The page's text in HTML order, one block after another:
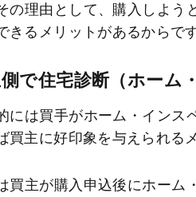
の理由として、購入しよう
きるメリットがあるからです
で住宅診断（ホーム
には買手がホーム・インス
買主に好印象を与えられる
買主が購入申込後にホーム